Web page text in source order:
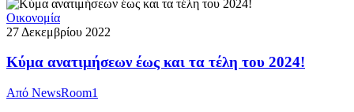
Οικονομία
27 Δεκεμβρίου 2022
Κύμα ανατιμήσεων έως και τα τέλη του 2024!
Από NewsRoom1